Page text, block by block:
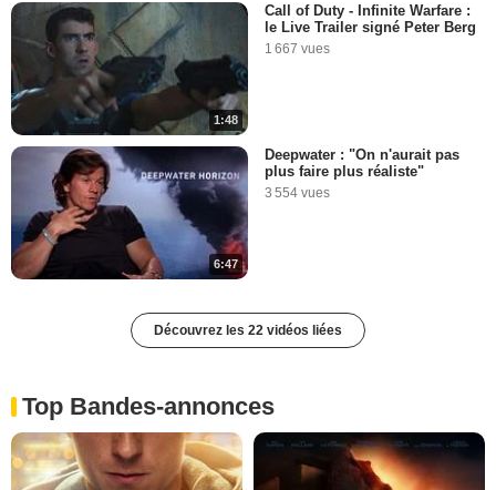
1:48
Call of Duty - Infinite Warfare :
le Live Trailer signé Peter Berg
1 667 vues
6:47
Deepwater : "On n'aurait pas
plus faire plus réaliste"
3 554 vues
Découvrez les 22 vidéos liées
Top Bandes-annonces